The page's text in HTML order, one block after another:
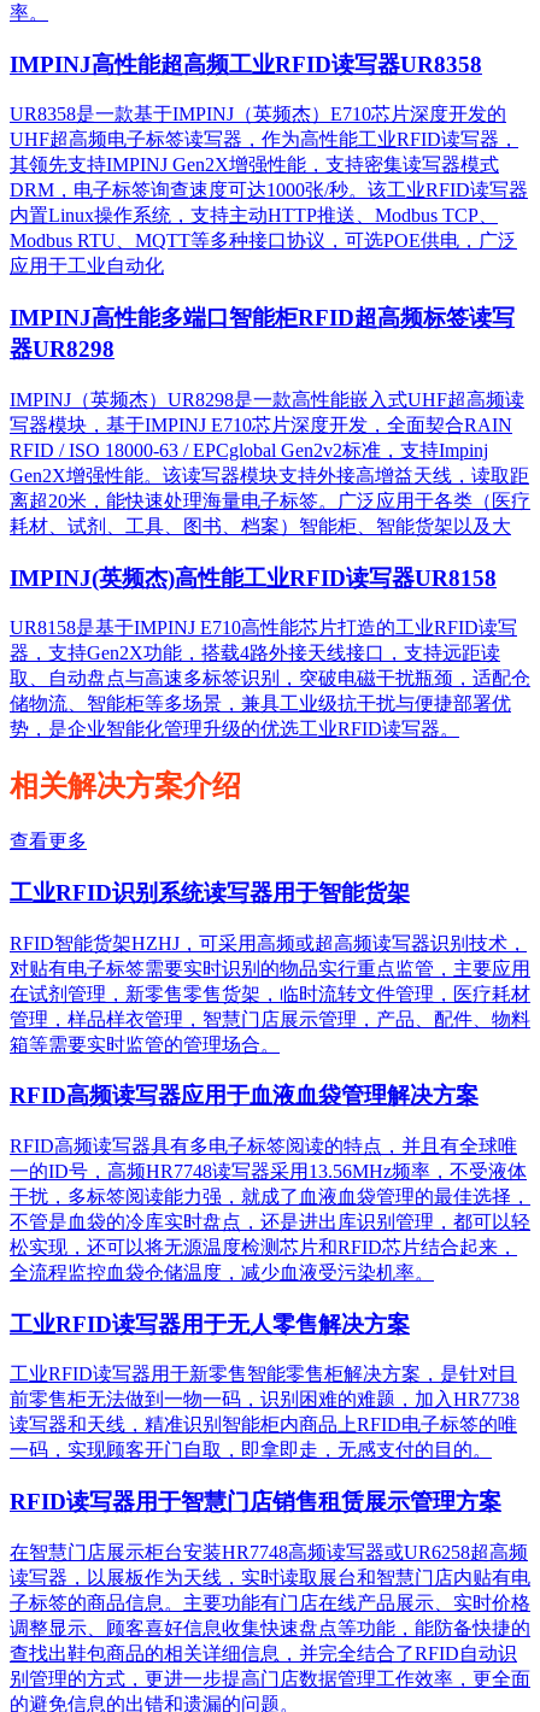
率。
IMPINJ高性能超高频工业RFID读写器UR8358
UR8358是一款基于IMPINJ（英频杰）E710芯片深度开发的
UHF超高频电子标签读写器，作为高性能工业RFID读写器，
其领先支持IMPINJ Gen2X增强性能，支持密集读写器模式
DRM，电子标签询查速度可达1000张/秒。该工业RFID读写器
内置Linux操作系统，支持主动HTTP推送、Modbus TCP、
Modbus RTU、MQTT等多种接口协议，可选POE供电，广泛
应用于工业自动化
IMPINJ高性能多端口智能柜RFID超高频标签读写
器UR8298
IMPINJ（英频杰）UR8298是一款高性能嵌入式UHF超高频读
写器模块，基于IMPINJ E710芯片深度开发，全面契合RAIN
RFID / ISO 18000-63 / EPCglobal Gen2v2标准，支持Impinj
Gen2X增强性能。该读写器模块支持外接高增益天线，读取距
离超20米，能快速处理海量电子标签。广泛应用于各类（医疗
耗材、试剂、工具、图书、档案）智能柜、智能货架以及大
IMPINJ(英频杰)高性能工业RFID读写器UR8158
UR8158是基于IMPINJ E710高性能芯片打造的工业RFID读写
器，支持Gen2X功能，搭载4路外接天线接口，支持远距读
取、自动盘点与高速多标签识别，突破电磁干扰瓶颈，适配仓
储物流、智能柜等多场景，兼具工业级抗干扰与便捷部署优
势，是企业智能化管理升级的优选工业RFID读写器。
相关解决方案介绍
查看更多
工业RFID识别系统读写器用于智能货架
RFID智能货架HZHJ，可采用高频或超高频读写器识别技术，
对贴有电子标签需要实时识别的物品实行重点监管，主要应用
在试剂管理，新零售零售货架，临时流转文件管理，医疗耗材
管理，样品样衣管理，智慧门店展示管理，产品、配件、物料
箱等需要实时监管的管理场合。
RFID高频读写器应用于血液血袋管理解决方案
RFID高频读写器具有多电子标签阅读的特点，并且有全球唯
一的ID号，高频HR7748读写器采用13.56MHz频率，不受液体
干扰，多标签阅读能力强，就成了血液血袋管理的最佳选择，
不管是血袋的冷库实时盘点，还是进出库识别管理，都可以轻
松实现，还可以将无源温度检测芯片和RFID芯片结合起来，
全流程监控血袋仓储温度，减少血液受污染机率。
工业RFID读写器用于无人零售解决方案
工业RFID读写器用于新零售智能零售柜解决方案，是针对目
前零售柜无法做到一物一码，识别困难的难题，加入HR7738
读写器和天线，精准识别​智能柜内商品上RFID电子标签的唯
一码，实现顾客开门自取，即拿即走，无感支付的目的。
RFID读写器用于智慧门店销售租赁展示管理方案
在智慧门店展示柜台安装HR7748高频读写器或UR6258超高频
读写器，以展板作为天线，实时读取展台和智慧门店内贴有电
子标签的商品信息。主要功能有门店在线产品展示、实时价格
调整显示、顾客喜好信息收集快速盘点等功能，能防备快捷的
查找出鞋包商品的相关详细信息，并完全结合了RFID自动识
别管理的方式，更进一步提高门店数据管理工作效率，更全面
的避免信息的出错和遗漏的问题。